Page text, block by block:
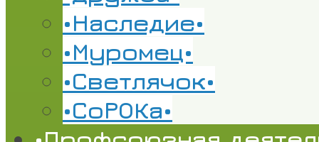
•Наследие•
•Муромец•
•Светлячок•
•СоРОКа•